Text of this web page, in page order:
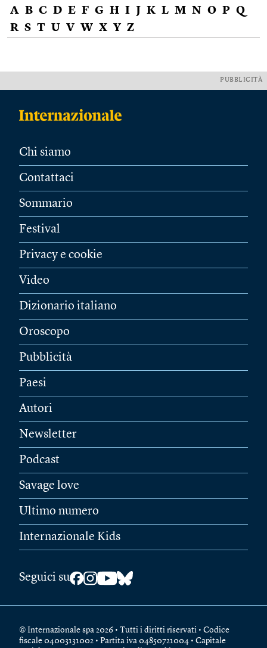
A B C D E F G H I J K L M N O P Q
R S T U V W X Y Z
PUBBLICITÀ
Chi siamo
Contattaci
Sommario
Festival
Privacy e cookie
Video
Dizionario italiano
Oroscopo
Pubblicità
Paesi
Autori
Newsletter
Podcast
Savage love
Ultimo numero
Internazionale Kids
Seguici su
© Internazionale spa 2026 • Tutti i diritti riservati • Codice
fiscale 04003131002 • Partita iva 04850721004 • Capitale